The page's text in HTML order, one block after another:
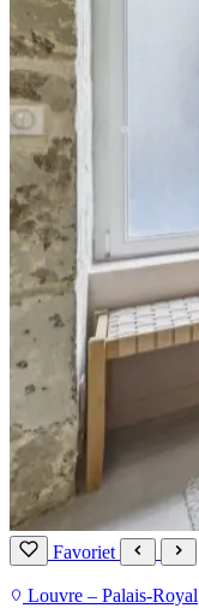
Favoriet
Louvre – Palais-Royal